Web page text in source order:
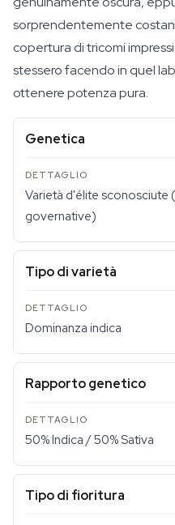
sorprendentemente
copertura di tricomi
stessero facendo in quel
ottenere potenza pura.
Genetica
Varietà d'élite sconosciute
governative)
Tipo di varietà
Dominanza indica
Rapporto genetico
50% Indica / 50% Sativa
Tipo di fioritura